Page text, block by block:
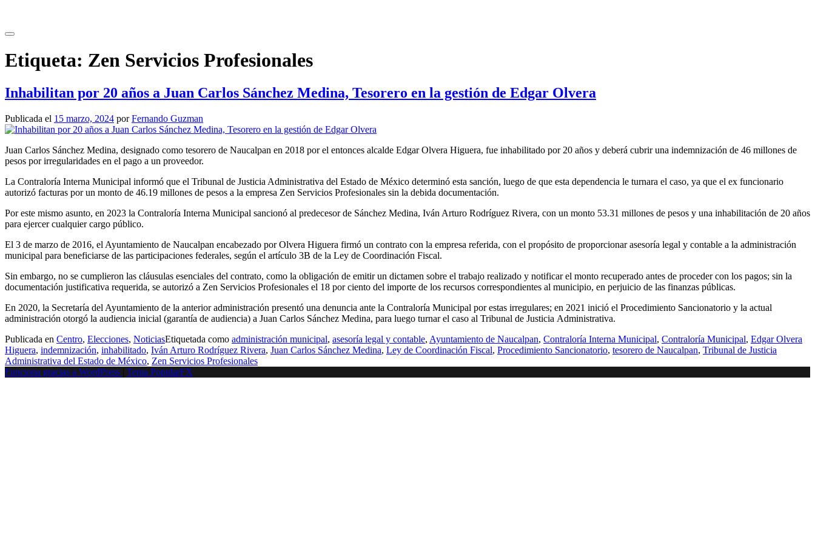
contenido
Etiqueta: Zen Servicios Profesionales
Inhabilitan por 20 años a Juan Carlos Sánchez Medina, Tesorero en la gestión de Edgar Olvera
Publicada el 15 marzo, 2024 porFernando Guzman
Juan Carlos Sánchez Medina, designado como tesorero de Naucalpan en 2018 por el entonces alcalde Edgar Olvera Higuera, fue inhabilitado por 20 años y deberá cubrir una indemnización de 46 millones de
pesos por irregularidades en el pago a un proveedor.
La Contraloría Interna Municipal informó que el Tribunal de Justicia Administrativa del Estado de México determinó esta sanción, luego de que esta dependencia le turnara el caso, ya que el ex funcionario
autorizó facturas por un monto de 46.19 millones de pesos a la empresa Zen Servicios Profesionales sin la debida documentación.
Por este mismo asunto, en 2023 la Contraloría Interna Municipal sancionó al predecesor de Sánchez Medina, Iván Arturo Rodríguez Rivera, con un monto 53.31 millones de pesos y una inhabilitación de 20 años
para ejercer cualquier cargo público.
El 3 de marzo de 2016, el Ayuntamiento de Naucalpan encabezado por Olvera Higuera firmó un contrato con la empresa referida, con el propósito de proporcionar asesoría legal y contable a la administración
municipal para beneficiarse de las participaciones federales, según el artículo 3B de la Ley de Coordinación Fiscal.
Sin embargo, no se cumplieron las cláusulas esenciales del contrato, como la obligación de emitir un dictamen sobre el trabajo realizado y notificar el monto recuperado antes de proceder con los pagos; sin la
documentación justificativa requerida, se autorizó a Zen Servicios Profesionales el 18 por ciento del importe de los recursos correspondientes al municipio, en perjuicio de las finanzas públicas.
En 2020, la Secretaría del Ayuntamiento de la anterior administración presentó una denuncia ante la Contraloría Municipal por estas irregulares; en 2021 inició el Procedimiento Sancionatorio y la actual
administración otorgó la audiencia inicial (garantía de audiencia) a Juan Carlos Sánchez Medina, para luego turnar el caso al Tribunal de Justicia Administrativa.
Publicada en Centro, Elecciones, NoticiasEtiquetada como administración municipal, asesoría legal y contable, Ayuntamiento de Naucalpan, Contraloría Interna Municipal, Contraloría Municipal, Edgar Olvera
Higuera, indemnización, inhabilitado, Iván Arturo Rodríguez Rivera, Juan Carlos Sánchez Medina, Ley de Coordinación Fiscal, Procedimiento Sancionatorio, tesorero de Naucalpan, Tribunal de Justicia
Administrativa del Estado de México, Zen Servicios Profesionales
Funciona gracias a WordPress
Tema PopularFX